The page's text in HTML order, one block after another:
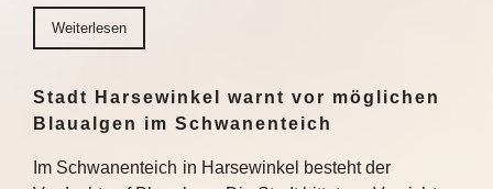
Weiterlesen
Stadt Harsewinkel warnt vor möglichen
Blaualgen im Schwanenteich
Im Schwanenteich in Harsewinkel besteht der